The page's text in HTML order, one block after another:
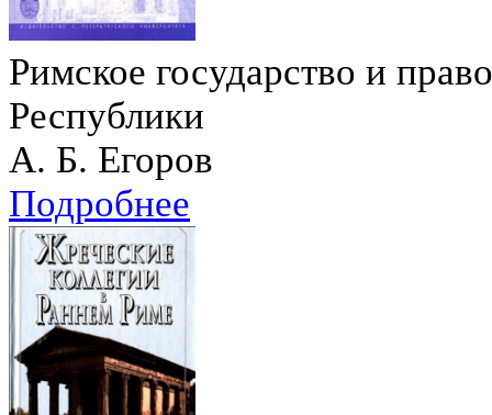
Римское государство и
Республики
А. Б. Егоров
Подробнее